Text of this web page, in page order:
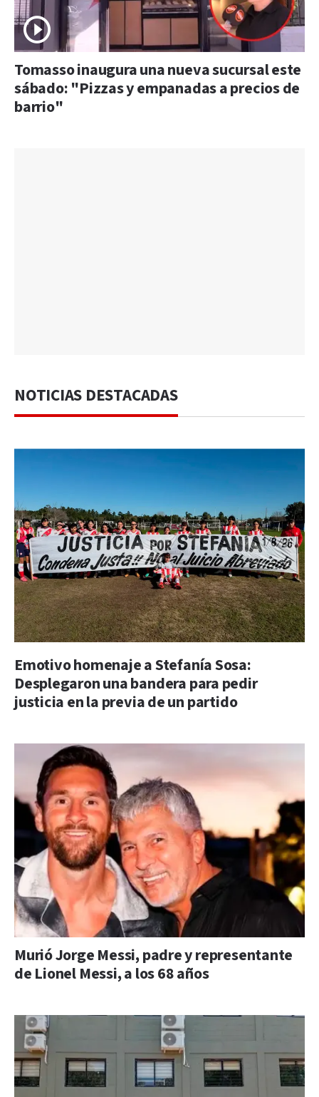
Tomasso inaugura una nueva sucursal este
sábado: "Pizzas y empanadas a precios de
barrio"
NOTICIAS DESTACADAS
Emotivo homenaje a Stefanía Sosa:
Desplegaron una bandera para pedir
justicia en la previa de un partido
Murió Jorge Messi, padre y representante
de Lionel Messi, a los 68 años